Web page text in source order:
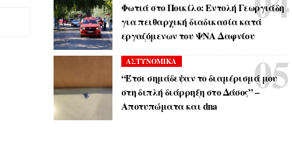
Φωτιά στο Ποικίλο: Εντολή Γεωργιάδη
για πειθαρχική διαδικασία κατά
εργαζόμενων του ΨΝΑ Δαφνίου
ΑΣΤΥΝΟΜΙΚΑ
“Έτσι σημάδεψαν το διαμέρισμά μου
στη διπλή διάρρηξη στο Δάσος” –
Αποτυπώματα και dna